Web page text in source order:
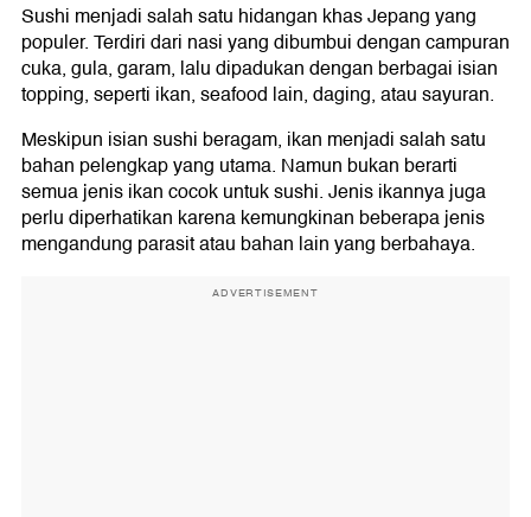
Sushi menjadi salah satu hidangan khas Jepang yang
populer. Terdiri dari nasi yang dibumbui dengan campuran
cuka, gula, garam, lalu dipadukan dengan berbagai isian
topping, seperti ikan, seafood lain, daging, atau sayuran.
Meskipun isian sushi beragam, ikan menjadi salah satu
bahan pelengkap yang utama. Namun bukan berarti
semua jenis ikan cocok untuk sushi. Jenis ikannya juga
perlu diperhatikan karena kemungkinan beberapa jenis
mengandung parasit atau bahan lain yang berbahaya.
ADVERTISEMENT